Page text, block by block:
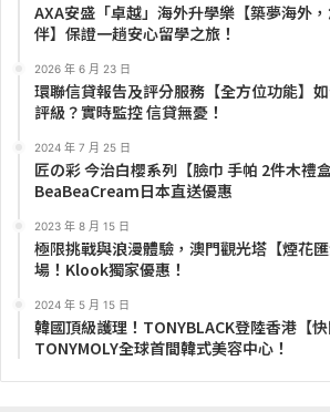
AXA安盛「卓越」海外升學樂【築夢海外
伴】保證一趟安心留學之旅！
2026 年 6 月 23 日
環聯信貸報告及評分服務【全方位功能】
評級？實時監控 信貸無憂！
2024 年 7 月 25 日
匠の彩 今治白櫻系列【臉巾 手帕 2件木禮盒
BeaBeaCream日本直送優惠
2023 年 8 月 15 日
極限挑戰與浪漫體驗，澳門觀光塔【煙花
場！Klook獨家優惠！
2024 年 5 月 15 日
韓國頂級護理！TONYBLACK登陸香港【快
TONYMOLY全球首間韓式美容中心！